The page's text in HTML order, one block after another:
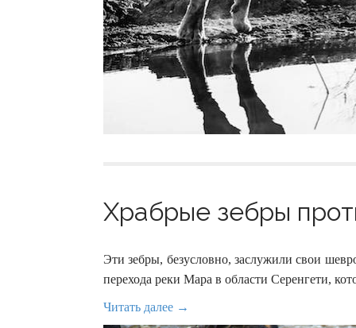
Храбрые зебры
Эти зебры, безусловно, заслужили свои
перехода реки Мара в области Серенгети,
Читать далее →